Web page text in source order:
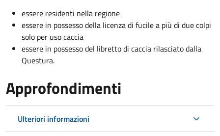
essere residenti nella regione
essere in possesso della licenza di fucile a più di due colpi
solo per uso caccia
essere in possesso del libretto di caccia rilasciato dalla
Questura.
Approfondimenti
Ulteriori informazioni